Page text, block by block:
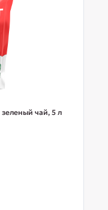
чай, 5 л